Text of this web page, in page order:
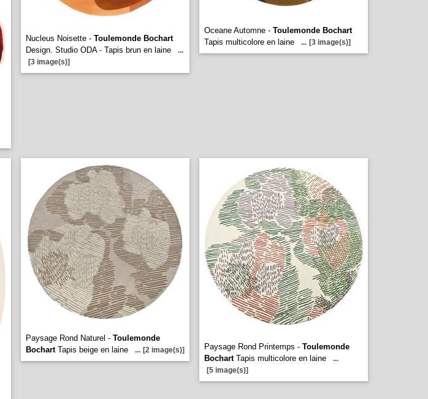
Nucleus Noisette - Toulemonde Bochart
Design. Studio ODA - Tapis brun en laine
...
[3 image(s)]
Oceane Automne - Toulemonde Bochart
Tapis multicolore en laine
... [3 image(s)]
Paysage Rond Naturel - Toulemonde
BochartTapis beige en laine ... [2 image(s)] Paysage Rond Printemps - Toulemonde
BochartTapis multicolore en laine
...
[5 image(s)]